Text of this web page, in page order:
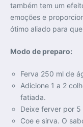
também tem um
emoções e
ótimo aliado para
Modo de preparo:
Ferva 250 ml de
Adicione 1 a 2
fatiada.
Deixe ferver por 5
Coe e sirva. O